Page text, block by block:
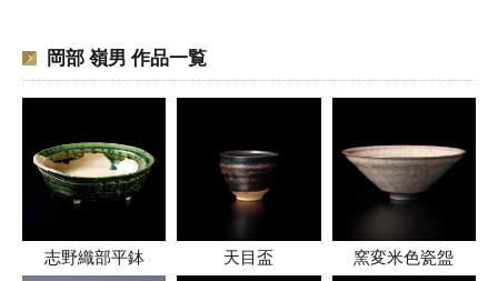
岡部 嶺男 作品一覧
志野織部平鉢 天目盃 窯変米色瓷盌